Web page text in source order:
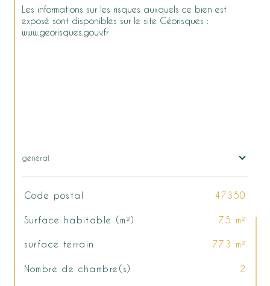
Les informations sur les risques auxquels ce bien est
exposé sont disponibles sur le site Géorisques :
www.georisques.gouv.fr
général
TRAD_SIROCCO_Caracteristique
Code postal 47350
Surface habitable (m²) 75 m²
surface terrain 773 m²
Nombre de chambre(s) 2